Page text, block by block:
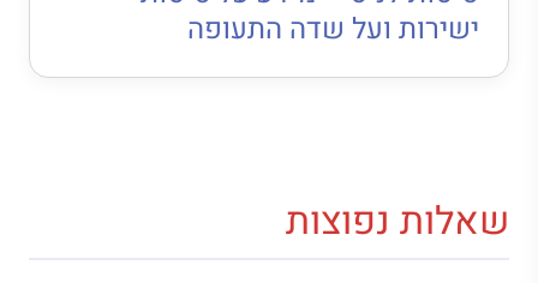
ישירות ועל שדה התעופה
שאלות נפוצות